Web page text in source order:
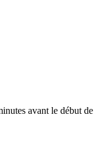
avant le début de